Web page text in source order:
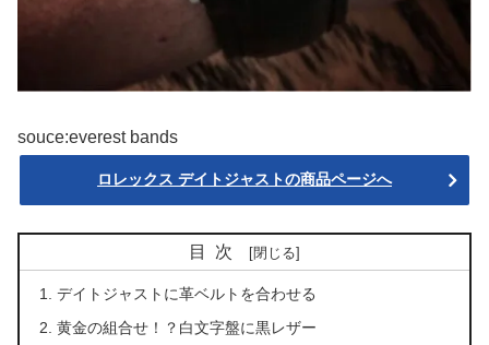
souce:everest bands
ロレックス デイトジャストの商品ページへ
目次
デイトジャストに革ベルトを合わせる
黄金の組合せ！？白文字盤に黒レザー